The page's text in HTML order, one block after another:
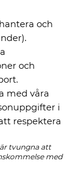
och
och
med våra
i
respektera
tvungna att
med